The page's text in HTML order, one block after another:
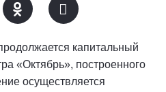
капитальный
«Октябрь», построенного
осуществляется